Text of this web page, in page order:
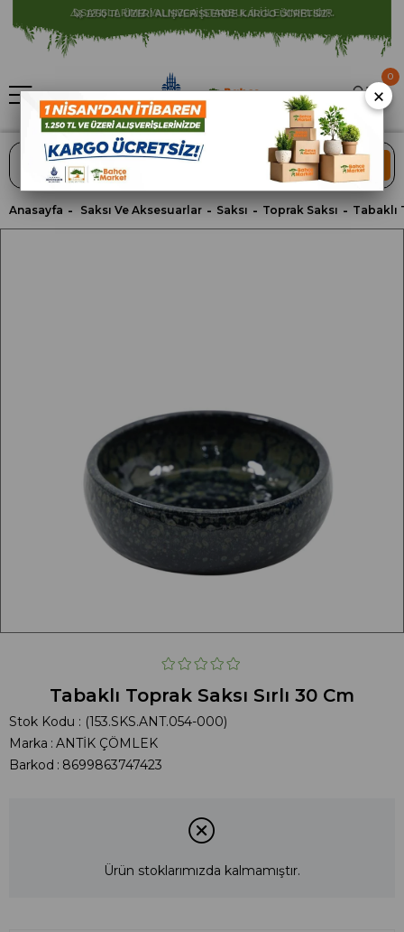
⚠️ SATIŞLARIMIZ YALNIZCA İSTANBUL İLİ İLE SINIRLIDIR.
ARA
0
Anasayfa Saksı Ve Aksesuarlar Saksı Toprak Saksı
Tabaklı Toprak Saksı Sırlı 30 Cm
Stok Kodu
(153.SKS.ANT.054-000)
Marka : ANTİK ÇÖMLEK
Barkod : 8699863747423
Ürün stoklarımızda kalmamıştır.
×